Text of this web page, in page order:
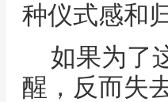
种仪式感和
如果为了
醒，反而失